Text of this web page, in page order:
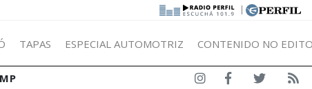
|
TAPAS ESPECIAL AUTOMOTRIZ CONTENIDO NO